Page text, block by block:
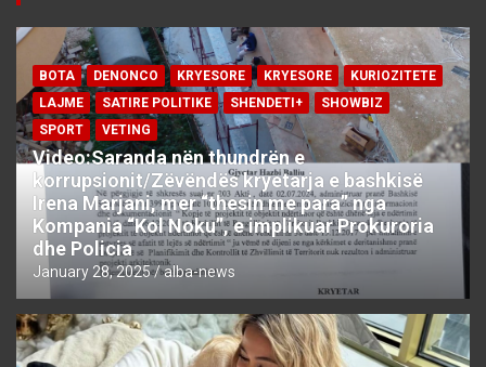
BOTA DENONCO KRYESORE KRYESORE
KURIOZITETE
LAJME
SATIRE POLITIKE SHENDETI+
SHOWBIZ
SPORT
VETING
Video:Saranda nën thundrën e
korrupsionit/Zëvëndës kryetarja e bashkisë
Irena Marjani, mer “thesin me para” nga
Kompania “Kol Noku”, e implikuar Prokuroria
dhe Policia
January 28, 2025 alba-news